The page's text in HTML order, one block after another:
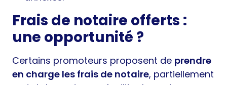
Frais de notaire offerts :
une opportunité ?
Certains promoteurs proposent de prendre
en charge les frais de notaire, partiellement